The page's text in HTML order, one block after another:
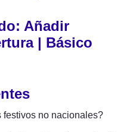
Añadir
| Básico
no nacionales?